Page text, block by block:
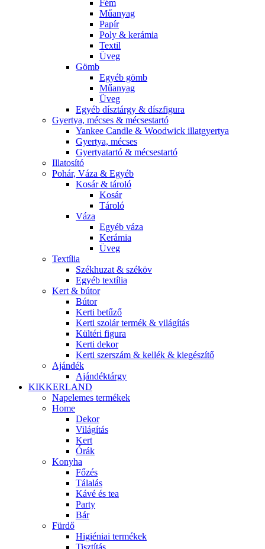
Fém
Műanyag
Papír
Poly & kerámia
Textil
Üveg
Gömb
Egyéb gömb
Műanyag
Üveg
Egyéb dísztárgy & díszfigura
Gyertya, mécses & mécsestartó
Yankee Candle & Woodwick illatgyertya
Gyertya, mécses
Gyertyatartó & mécsestartó
Illatosító
Pohár, Váza & Egyéb
Kosár & tároló
Kosár
Tároló
Váza
Egyéb váza
Kerámia
Üveg
Textília
Székhuzat & széköv
Egyéb textília
Kert & bútor
Bútor
Kerti betűző
Kerti szolár termék & világítás
Kültéri figura
Kerti dekor
Kerti szerszám & kellék & kiegészítő
Ajándék
Ajándéktárgy
KIKKERLAND
Napelemes termékek
Home
Dekor
Világítás
Kert
Órák
Konyha
Főzés
Tálalás
Kávé és tea
Party
Bár
Fürdő
Higiéniai termékek